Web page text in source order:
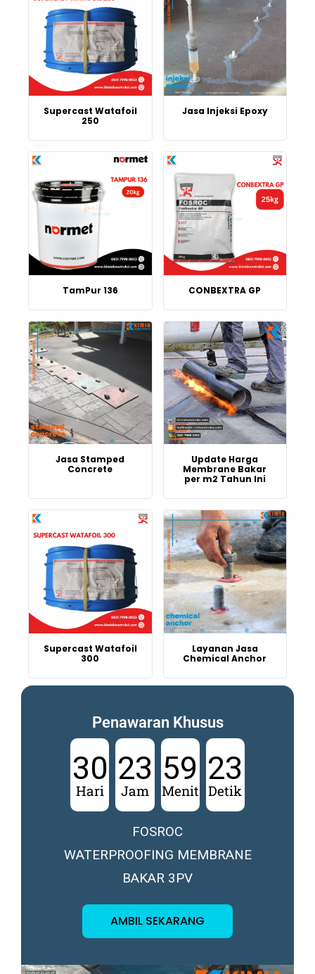
Supercast Watafoil
250
Jasa Injeksi Epoxy
TamPur 136 CONBEXTRA GP
Jasa Stamped
Concrete
Update Harga
Membrane Bakar
per m2 Tahun Ini
Supercast Watafoil
300
Layanan Jasa
Chemical Anchor
Penawaran Khusus
30
Hari
23
Jam
59
Menit
21
Detik
FOSROC
WATERPROOFING MEMBRANE
BAKAR 3PV
AMBIL SEKARANG